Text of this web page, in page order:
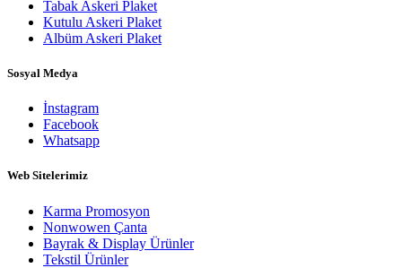
Tabak Askeri Plaket
Kutulu Askeri Plaket
Albüm Askeri Plaket
Sosyal Medya
İnstagram
Facebook
Whatsapp
Web Sitelerimiz
Karma Promosyon
Nonwowen Çanta
Bayrak & Display Ürünler
Tekstil Ürünler